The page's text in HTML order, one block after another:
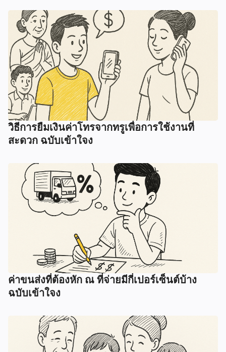
วิธีการยืมเงินค่าโทรจากทรูเพื่อการใช้งานที่
สะดวก ฉบับเข้าใจง
ค่าขนส่งที่ต้องหัก ณ ที่จ่ายมีกี่เปอร์เซ็นต์บ้าง
ฉบับเข้าใจง